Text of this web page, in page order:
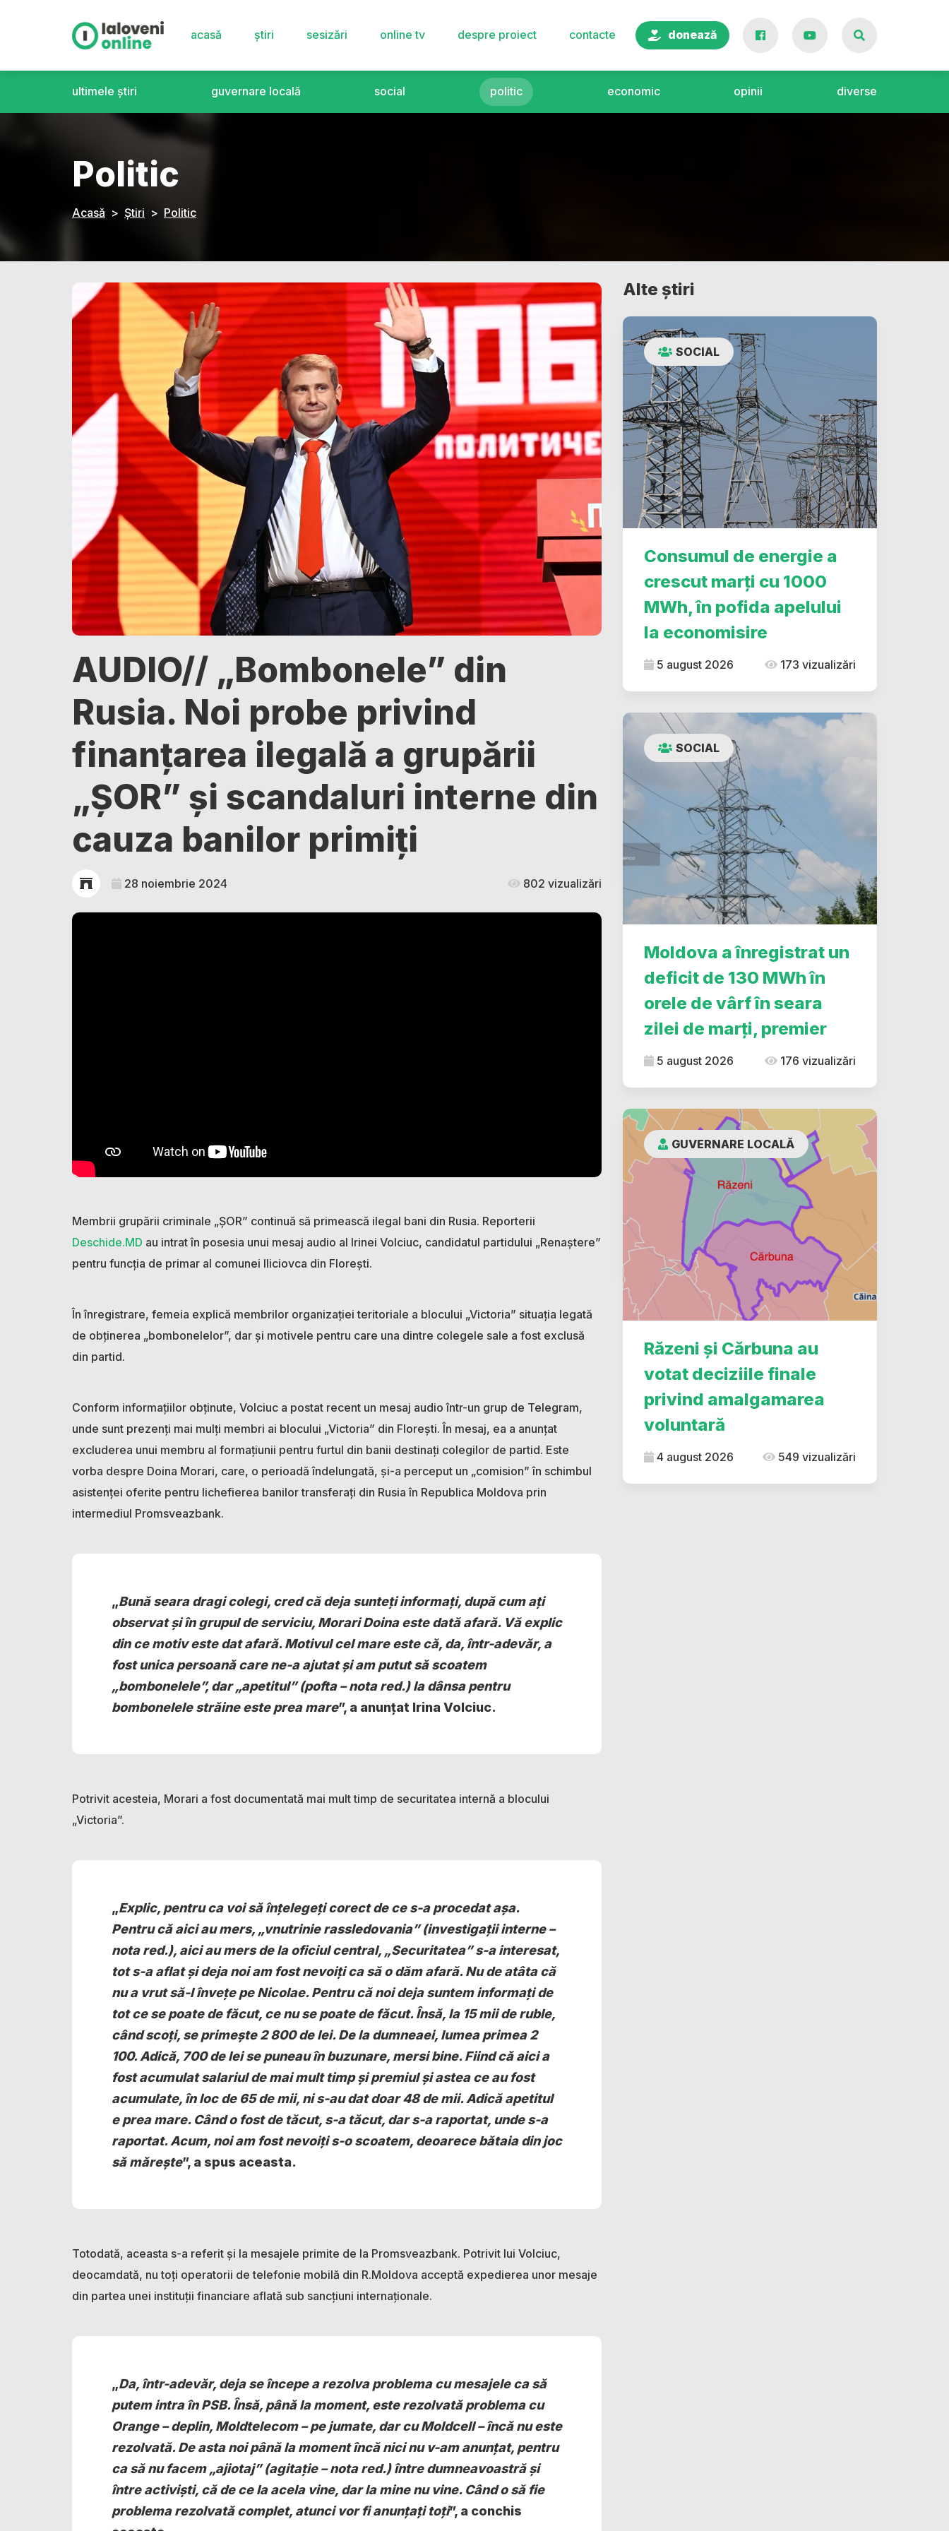
acasă știri sesizări online tv despre proiect contacte donează
ultimele știri guvernare locală social politic economic opinii diverse
Politic
Acasă Știri Politic
AUDIO// „Bombonele” din
Rusia. Noi probe privind
finanțarea ilegală a grupării
„ȘOR” și scandaluri interne din
cauza banilor primiți
28 noiembrie 2024 802 vizualizări
Membrii grupării criminale „ȘOR” continuă să primească ilegal bani din Rusia. Reporterii
Deschide.MD au intrat în posesia unui mesaj audio al Irinei Volciuc, candidatul partidului „Renaștere”
pentru funcția de primar al comunei Iliciovca din Florești.
În înregistrare, femeia explică membrilor organizației teritoriale a blocului „Victoria” situația legată
de obținerea „bombonelelor”, dar și motivele pentru care una dintre colegele sale a fost exclusă
din partid.
Conform informațiilor obținute, Volciuc a postat recent un mesaj audio într-un grup de Telegram,
unde sunt prezenți mai mulți membri ai blocului „Victoria” din Florești. În mesaj, ea a anunțat
excluderea unui membru al formațiunii pentru furtul din banii destinați colegilor de partid. Este
vorba despre Doina Morari, care, o perioadă îndelungată, și-a perceput un „comision” în schimbul
asistenței oferite pentru lichefierea banilor transferați din Rusia în Republica Moldova prin
intermediul Promsveazbank.
„Bună seara dragi colegi, cred că deja sunteți informați, după cum ați
observat și în grupul de serviciu, Morari Doina este dată afară. Vă explic
din ce motiv este dat afară. Motivul cel mare este că, da, într-adevăr, a
fost unica persoană care ne-a ajutat și am putut să scoatem
„bombonelele”, dar „apetitul” (pofta – nota red.) la dânsa pentru
bombonelele străine este prea mare”, a anunțat Irina Volciuc.
Potrivit acesteia, Morari a fost documentată mai mult timp de securitatea internă a blocului
„Victoria”.
„Explic, pentru ca voi să înțelegeți corect de ce s-a procedat așa.
Pentru că aici au mers, „vnutrinie rassledovania” (investigații interne –
nota red.), aici au mers de la oficiul central, „Securitatea” s-a interesat,
tot s-a aflat și deja noi am fost nevoiți ca să o dăm afară. Nu de atâta că
nu a vrut să-l învețe pe Nicolae. Pentru că noi deja suntem informați de
tot ce se poate de făcut, ce nu se poate de făcut. Însă, la 15 mii de ruble,
când scoți, se primește 2 800 de lei. De la dumneaei, lumea primea 2
100. Adică, 700 de lei se puneau în buzunare, mersi bine. Fiind că aici a
fost acumulat salariul de mai mult timp și premiul și astea ce au fost
acumulate, în loc de 65 de mii, ni s-au dat doar 48 de mii. Adică apetitul
e prea mare. Când o fost de tăcut, s-a tăcut, dar s-a raportat, unde s-a
raportat. Acum, noi am fost nevoiți s-o scoatem, deoarece bătaia din joc
să mărește”, a spus aceasta.
Totodată, aceasta s-a referit și la mesajele primite de la Promsveazbank. Potrivit lui Volciuc,
deocamdată, nu toți operatorii de telefonie mobilă din R.Moldova acceptă expedierea unor mesaje
din partea unei instituții financiare aflată sub sancțiuni internaționale.
„Da, într-adevăr, deja se începe a rezolva problema cu mesajele ca să
putem intra în PSB. Însă, până la moment, este rezolvată problema cu
Orange – deplin, Moldtelecom – pe jumate, dar cu Moldcell – încă nu este
rezolvată. De asta noi până la moment încă nici nu v-am anunțat, pentru
ca să nu facem „ajiotaj” (agitație – nota red.) între dumneavoastră și
între activiști, că de ce la acela vine, dar la mine nu vine. Când o să fie
problema rezolvată complet, atunci vor fi anunțați toți”, a conchis
Alte știri
SOCIAL
Consumul de energie a
crescut marți cu 1000
MWh, în pofida apelului
la economisire
5 august 2026 173 vizualizări
SOCIAL
Moldova a înregistrat un
deficit de 130 MWh în
orele de vârf în seara
zilei de marți, premier
5 august 2026 176 vizualizări
GUVERNARE LOCALĂ
Răzeni și Cărbuna au
votat deciziile finale
privind amalgamarea
voluntară
4 august 2026 549 vizualizări